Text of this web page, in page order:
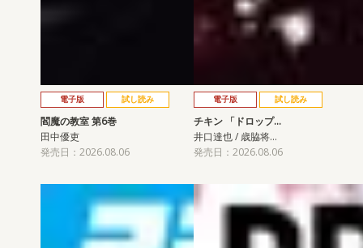
電子版 試し読み
閻魔の教室 第6巻
田中優吏
発売日：2026.08.06
電子版 試し読み
チキン 「ドロップ…
井口達也 / 歳脇将…
発売日：2026.08.06